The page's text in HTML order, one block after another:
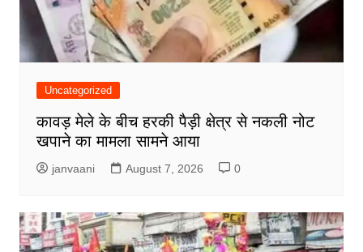
Uncategorized
कावड़ मेले के बीच हरकी पैड़ी क्षेत्र से नकली नोट
खपाने का मामला सामने आया
janvaani August 7, 2026 0